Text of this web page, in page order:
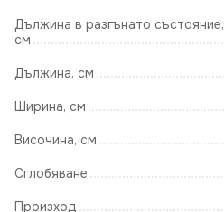
Дължина в разгънато състояние,
см
Дължина, см
Ширина, см
Височина, см
Сглобяване
Произход